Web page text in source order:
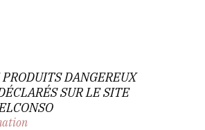
DANGEREUX
SUR LE SITE